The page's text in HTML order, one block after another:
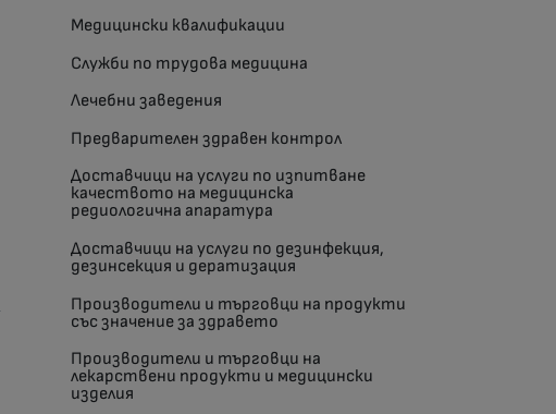
Медицински квалификации
Служби по трудова медицина
Лечебни заведения
Предварителен здравен контрол
Доставчици на услуги по изпитване
качеството на медицинска
редиологична апаратура
Доставчици на услуги по дезинфекция,
дезинсекция и дератизация
Производители и търговци на продукти
със значение за здравето
Производители и търговци на
лекарствени продукти и медицински
изделия